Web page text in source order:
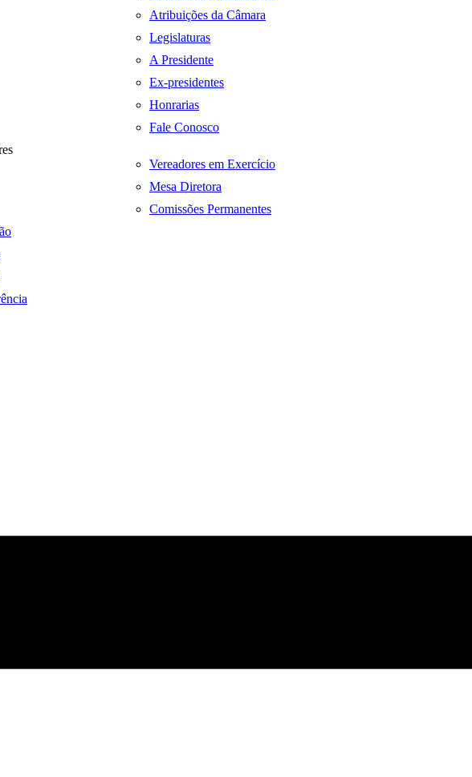
Atribuições da Câmara
Legislaturas
A Presidente
Ex-presidentes
Honrarias
Fale Conosco
Vereadores em Exercício
Mesa Diretora
Comissões Permanentes